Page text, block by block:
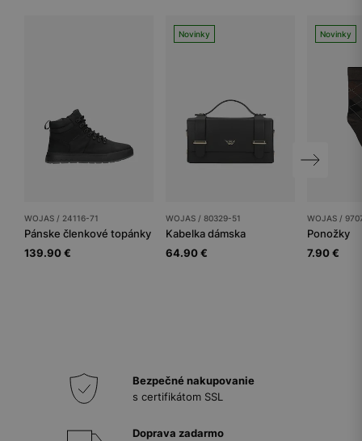
WOJAS / 24116-71
Pánske členkové topánky
139.90 €
Novinky
WOJAS / 80329-51
Kabelka dámska
64.90 €
Novinky
WOJAS /
Ponožky
7.90 €
Bezpečné nakupovanie
s certifikátom SSL
Doprava zadarmo